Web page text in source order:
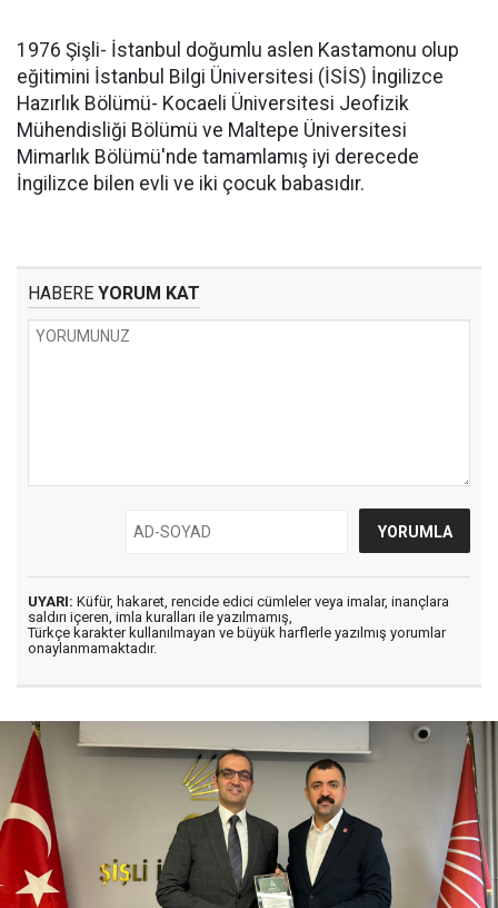
1976 Şişli- İstanbul doğumlu aslen Kastamonu olup
eğitimini İstanbul Bilgi Üniversitesi (İSİS) İngilizce
Hazırlık Bölümü- Kocaeli Üniversitesi Jeofizik
Mühendisliği Bölümü ve Maltepe Üniversitesi
Mimarlık Bölümü'nde tamamlamış iyi derecede
İngilizce bilen evli ve iki çocuk babasıdır.
HABERE YORUM KAT
UYARI: Küfür, hakaret, rencide edici cümleler veya imalar, inançlara
saldırı içeren, imla kuralları ile yazılmamış,
Türkçe karakter kullanılmayan ve büyük harflerle yazılmış yorumlar
onaylanmamaktadır.